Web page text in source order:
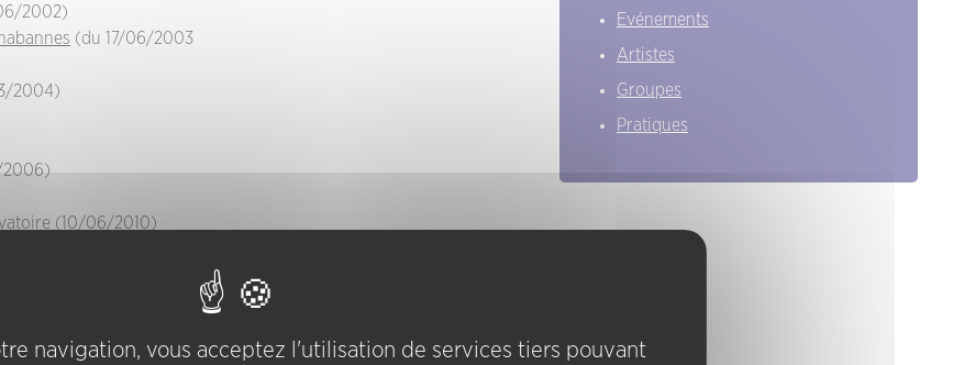
2002)
(du 17/06/2003
2004)
2006)
(10/06/2010)
Evénements
Artistes
Groupes
Pratiques
navigation, vous acceptez l'utilisation de services tiers pouvant